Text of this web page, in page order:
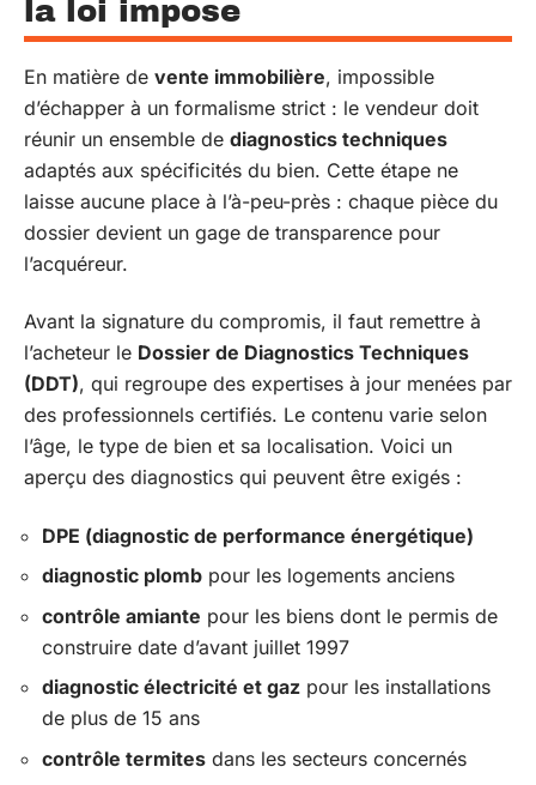
la loi impose
En matière de vente immobilière, impossible
d’échapper à un formalisme strict : le vendeur doit
réunir un ensemble de diagnostics techniques
adaptés aux spécificités du bien. Cette étape ne
laisse aucune place à l’à-peu-près : chaque pièce du
dossier devient un gage de transparence pour
l’acquéreur.
Avant la signature du compromis, il faut remettre à
l’acheteur le Dossier de Diagnostics Techniques
(DDT), qui regroupe des expertises à jour menées par
des professionnels certifiés. Le contenu varie selon
l’âge, le type de bien et sa localisation. Voici un
aperçu des diagnostics qui peuvent être exigés :
DPE (diagnostic de performance énergétique)
diagnostic plomb pour les logements anciens
contrôle amiante pour les biens dont le permis de
construire date d’avant juillet 1997
diagnostic électricité et gaz pour les installations
de plus de 15 ans
contrôle termites dans les secteurs concernés